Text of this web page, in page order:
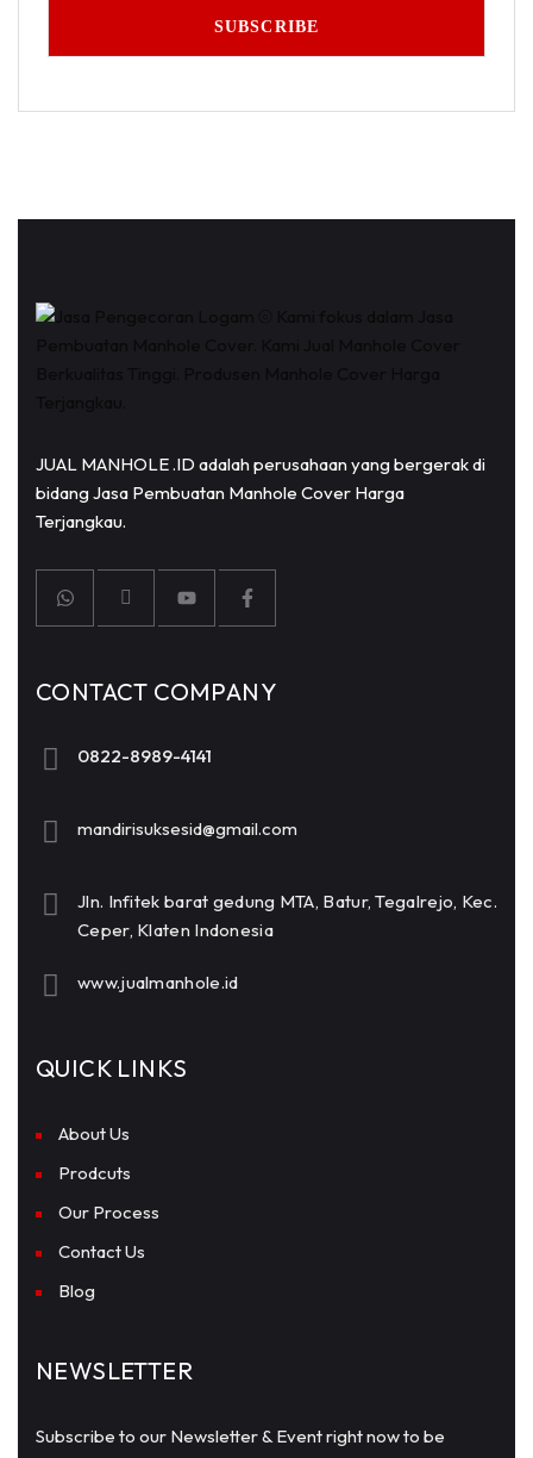
JUAL MANHOLE .ID adalah perusahaan yang bergerak di
bidang Jasa Pembuatan Manhole Cover Harga
Terjangkau.
CONTACT COMPANY
0822-8989-4141
mandirisuksesid@gmail.com
Jln. Infitek barat gedung MTA, Batur, Tegalrejo, Kec.
Ceper, Klaten Indonesia
www.jualmanhole.id
QUICK LINKS
About Us
Prodcuts
Our Process
Contact Us
Blog
NEWSLETTER
Subscribe to our Newsletter & Event right now to be